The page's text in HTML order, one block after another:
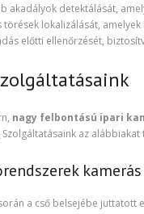
akadályok detektálását,
törések lokalizálását,
előtti ellenőrzését,
nagy felbontású ipari
az alábbiakat
a cső belsejébe